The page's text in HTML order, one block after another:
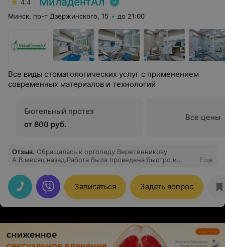
4.4
Минск, пр-т Дзержинского, 15 до 21:00
Все виды стоматологических услуг с применением
современных материалов и технологий
Бюгельный протез
от 800 руб.
Все цены
Отзыв. Обращалась к ортопеду Веретенникову
А.В.месяц назад.Работа была проведена быстро и
компетентный доктор.Рекомендую.
Еще
Записаться Задать вопрос